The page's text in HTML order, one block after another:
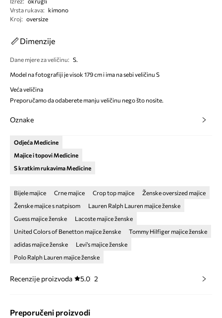
Vrsta rukava:
kimono
Kroj: oversize
Dimenzije
Dane mjere za veličinu: S.
Model na fotografiji je visok 179 cm i ima na sebi veličinu S
Veća veličina
Preporučamo da odaberete manju veličinu nego što nosite.
Oznake
Odjeća Medicine
Majice i topovi Medicine
S kratkim rukavima Medicine
Bijele majice Crne majice Crop top majice
Ženske oversized majice
Ženske majice s natpisom
Lauren Ralph Lauren majice ženske
Guess majice ženske
Lacoste majice ženske
United Colors of Benetton majice ženske
Tommy Hilfiger majice ženske
adidas majice ženske
Levi's majice ženske
Polo Ralph Lauren majice ženske
Recenzije proizvoda 5.0 2
Preporučeni proizvodi